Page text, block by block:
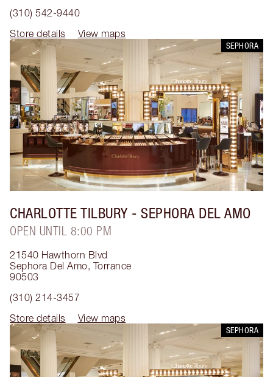
(310) 542-9440
Store details
View maps
SEPHORA
CHARLOTTE TILBURY - SEPHORA DEL AMO
OPEN UNTIL 8:00 PM
21540 Hawthorn Blvd
Sephora Del Amo, Torrance
90503
(310) 214-3457
Store details
View maps
SEPHORA